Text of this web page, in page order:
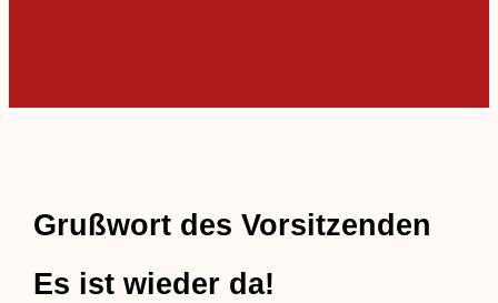
Grußwort des Vorsitzenden
Es ist wieder da!